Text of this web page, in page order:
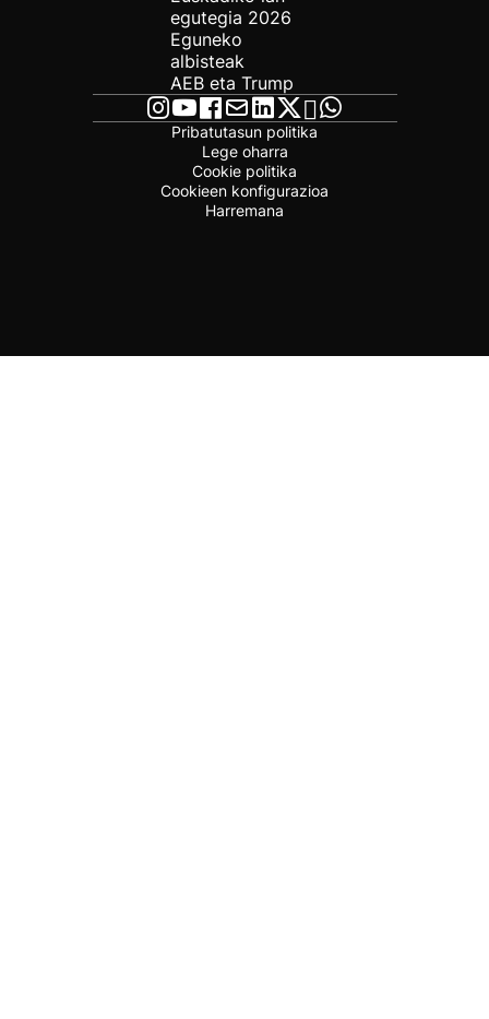
egutegia 2026
Eguneko
albisteak
AEB eta Trump
Pribatutasun politika
Lege oharra
Cookie politika
Cookieen konfigurazioa
Harremana